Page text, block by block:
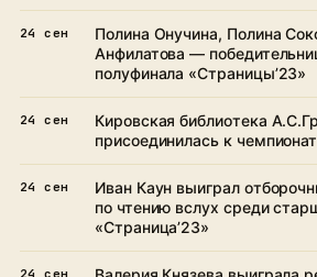
24 сен
Полина Онучина, Полина
Анфилатова —
полуфинала «Страницы’23»
24 сен
Кировская библиотека
присоединилась к
24 сен
Иван Каун выиграл
по чтению вслух среди
«Страница’23»
24 сен